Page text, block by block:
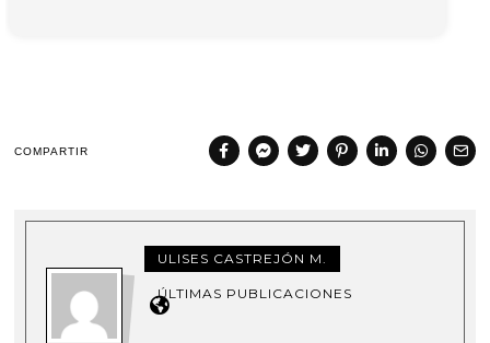
COMPARTIR
ULISES CASTREJÓN M.
ÚLTIMAS PUBLICACIONES